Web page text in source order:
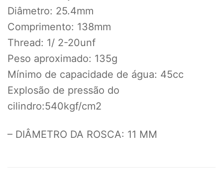
Diâmetro: 25.4mm
Comprimento: 138mm
Thread: 1/ 2-20unf
Peso aproximado: 135g
Mínimo de capacidade de água: 45cc
Explosão de pressão do
cilindro:540kgf/cm2
– DIÂMETRO DA ROSCA: 11 MM